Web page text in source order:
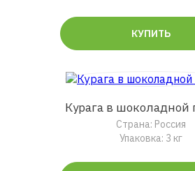
КУПИТЬ
Курага в шоколадной
Страна: Россия
Упаковка: 3 кг